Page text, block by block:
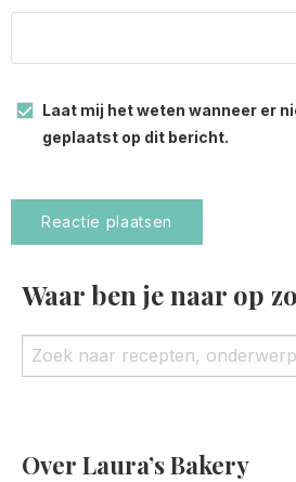
Laat mij het weten wanneer er
geplaatst op dit bericht.
Waar ben je naar op
Over Laura’s Bakery